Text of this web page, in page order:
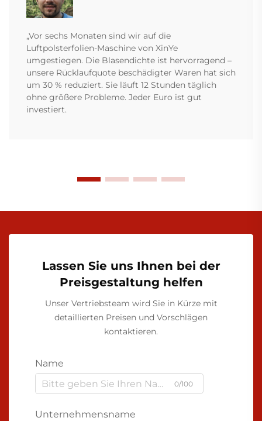
„Vor sechs Monaten sind wir auf die
Luftpolsterfolien-Maschine von XinYe
umgestiegen. Die Blasendichte ist hervorragend –
unsere Rücklaufquote beschädigter Waren hat sich
um 30 % reduziert. Sie läuft 12 Stunden täglich
ohne größere Probleme. Jeder Euro ist gut
investiert.
Lassen Sie uns Ihnen bei der
Preisgestaltung helfen
Unser Vertriebsteam wird Sie in Kürze mit
detaillierten Preisen und Vorschlägen
kontaktieren.
Name
0/100
Unternehmensname